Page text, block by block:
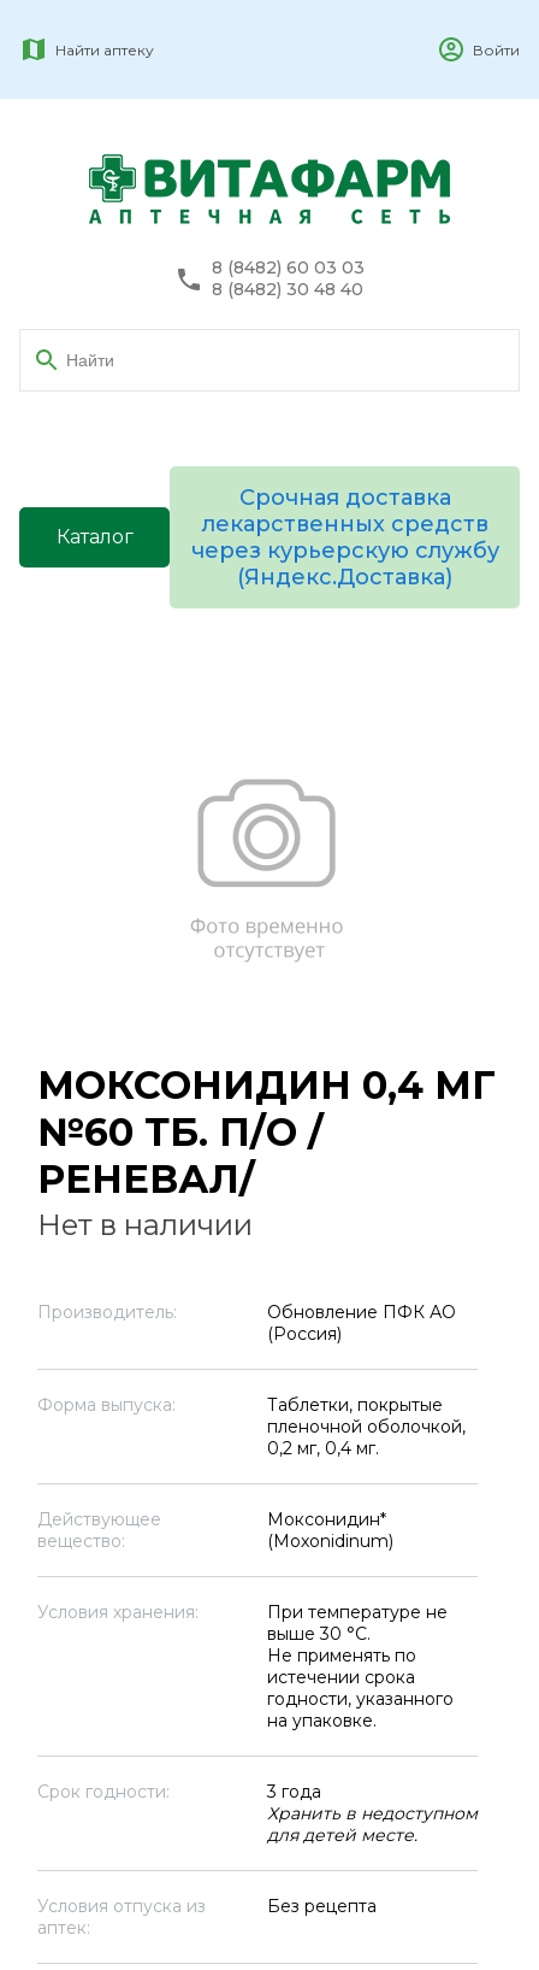
Найти аптеку Войти
8 (8482) 60 03 03
8 (8482) 30 48 40
Каталог
Срочная доставка
лекарственных средств
через курьерскую службу
(Яндекс.Доставка)
МОКСОНИДИН 0,4 МГ
№60 ТБ. П/О /
РЕНЕВАЛ/
Нет в наличии
Производитель:
Обновление ПФК АО
(Россия)
Форма выпуска:
Таблетки, покрытые
пленочной оболочкой,
0,2 мг, 0,4 мг.
Действующее
вещество:
Моксонидин*
(Moxonidinum)
Условия хранения:
При температуре не
выше 30 °C.
Не применять по
истечении срока
годности, указанного
на упаковке.
Срок годности:
3 года
Хранить в недоступном
для детей месте.
Условия отпуска из
аптек:
Без рецепта